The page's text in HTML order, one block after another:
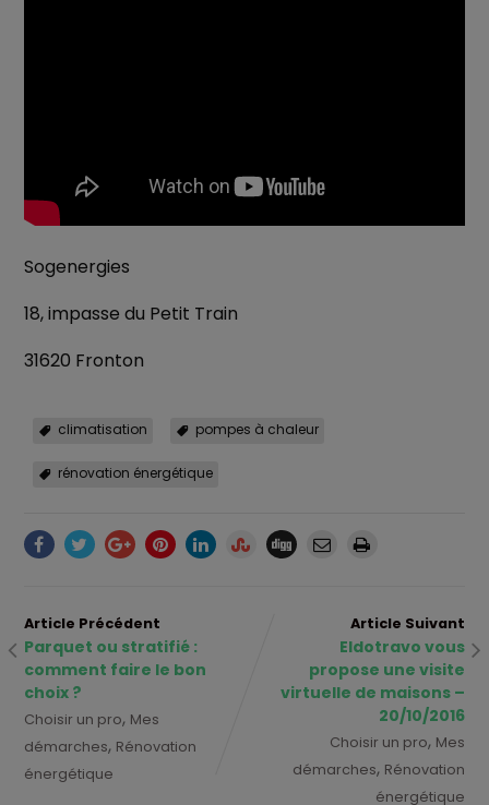
Sogenergies
18, impasse du Petit Train
31620 Fronton
climatisation pompes à chaleur
rénovation énergétique
Article Précédent
Parquet ou stratifié :
comment faire le bon
choix ?
Choisir un pro, Mes
démarches, Rénovation
énergétique
Article Suivant
Eldotravo vous
propose une visite
virtuelle de maisons –
20/10/2016
Choisir un pro, Mes
démarches, Rénovation
énergétique